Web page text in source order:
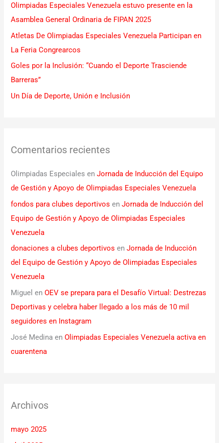
o
r
:
Olimpiadas Especiales Venezuela estuvo presente en la
Asamblea General Ordinaria de FIPAN 2025
Atletas De Olimpiadas Especiales Venezuela Participan en
La Feria Congrearcos
Goles por la Inclusión: “Cuando el Deporte Trasciende
Barreras”
Un Día de Deporte, Unión e Inclusión
Comentarios recientes
Olimpiadas Especiales enJornada de Inducción del Equipo
de Gestión y Apoyo de Olimpiadas Especiales Venezuela
fondos para clubes deportivos enJornada de Inducción del
Equipo de Gestión y Apoyo de Olimpiadas Especiales
Venezuela
donaciones a clubes deportivos enJornada de Inducción
del Equipo de Gestión y Apoyo de Olimpiadas Especiales
Venezuela
Miguel enOEV se prepara para el Desafío Virtual: Destrezas
Deportivas y celebra haber llegado a los más de 10 mil
seguidores en Instagram
José Medina enOlimpiadas Especiales Venezuela activa en
cuarentena
Archivos
mayo 2025